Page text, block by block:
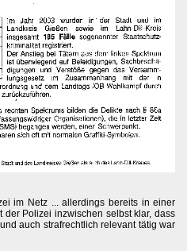
im Netz ... allerdings bereits in einer
der Polizei inzwischen selbst klar, dass
auch strafrechtlich relevant tätig war